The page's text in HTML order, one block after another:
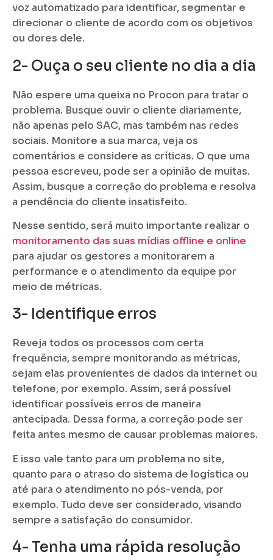
voz automatizado para identificar, segmentar e
direcionar o cliente de acordo com os objetivos
ou dores dele.
2- Ouça o seu cliente no dia a dia
Não espere uma queixa no Procon para tratar o
problema. Busque ouvir o cliente diariamente,
não apenas pelo SAC, mas também nas redes
sociais. Monitore a sua marca, veja os
comentários e considere as críticas. O que uma
pessoa escreveu, pode ser a opinião de muitas.
Assim, busque a correção do problema e resolva
a pendência do cliente insatisfeito.
Nesse sentido, será muito importante realizar o
monitoramento das suas mídias offline e online
para ajudar os gestores a monitorarem a
performance e o atendimento da equipe por
meio de métricas.
3- Identifique erros
Reveja todos os processos com certa
frequência, sempre monitorando as métricas,
sejam elas provenientes de dados da internet ou
telefone, por exemplo. Assim, será possível
identificar possíveis erros de maneira
antecipada. Dessa forma, a correção pode ser
feita antes mesmo de causar problemas maiores.
E isso vale tanto para um problema no site,
quanto para o atraso do sistema de logística ou
até para o atendimento no pós-venda, por
exemplo. Tudo deve ser considerado, visando
sempre a satisfação do consumidor.
4- Tenha uma rápida resolução